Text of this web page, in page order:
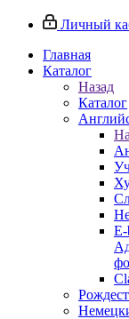
Личный
Главная
Каталог
Назад
Каталог